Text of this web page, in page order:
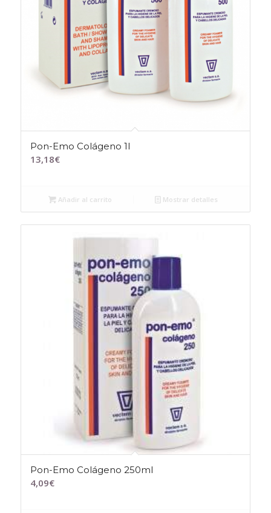
Pon-Emo Colágeno 1l
13,18€
Añadir al carrito Mostrar detalles
Pon-Emo Colágeno 250ml
4,09€